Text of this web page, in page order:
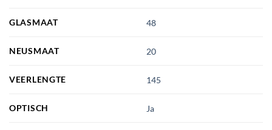
GLASMAAT 48
NEUSMAAT 20
VEERLENGTE 145
OPTISCH Ja